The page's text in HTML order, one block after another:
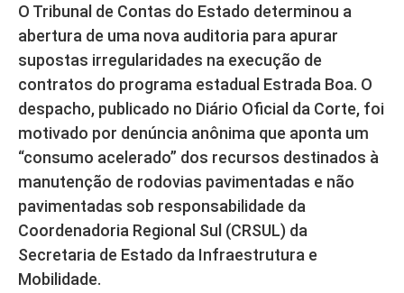
O Tribunal de Contas do Estado determinou a
abertura de uma nova auditoria para apurar
supostas irregularidades na execução de
contratos do programa estadual Estrada Boa. O
despacho, publicado no Diário Oficial da Corte, foi
motivado por denúncia anônima que aponta um
“consumo acelerado” dos recursos destinados à
manutenção de rodovias pavimentadas e não
pavimentadas sob responsabilidade da
Coordenadoria Regional Sul (CRSUL) da
Secretaria de Estado da Infraestrutura e
Mobilidade.